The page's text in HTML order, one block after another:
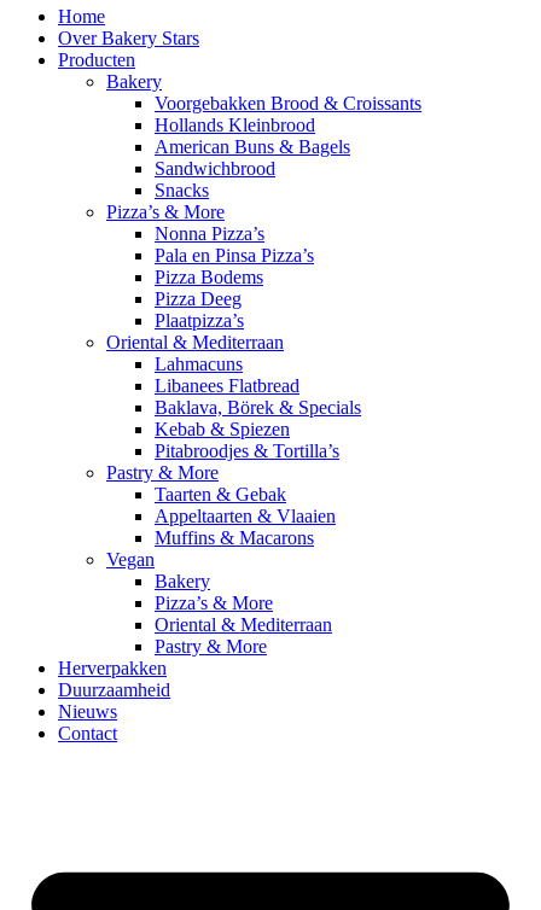
Home
Over Bakery Stars
Producten
Bakery
Voorgebakken Brood & Croissants
Hollands Kleinbrood
American Buns & Bagels
Sandwichbrood
Snacks
Pizza’s & More
Nonna Pizza’s
Pala en Pinsa Pizza’s
Pizza Bodems
Pizza Deeg
Plaatpizza’s
Oriental & Mediterraan
Lahmacuns
Libanees Flatbread
Baklava, Börek & Specials
Kebab & Spiezen
Pitabroodjes & Tortilla’s
Pastry & More
Taarten & Gebak
Appeltaarten & Vlaaien
Muffins & Macarons
Vegan
Bakery
Pizza’s & More
Oriental & Mediterraan
Pastry & More
Herverpakken
Duurzaamheid
Nieuws
Contact